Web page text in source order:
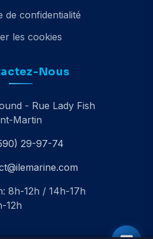
de confidentialité
les cookies
Nous
- Rue Lady Fish
Martin
29-97-74
8h-12h / 14h-17h
12h